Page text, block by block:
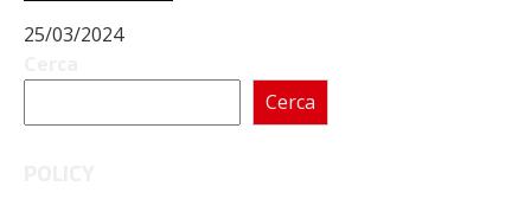
25/03/2024
Cerca